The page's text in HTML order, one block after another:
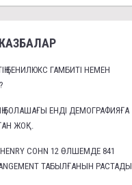
БЕНИЛЮКС ГАМБИТІ НЕМЕН
БОЛАШАҒЫ ЕНДІ ДЕМОГРАФИЯҒА
ЖОҚ.
COHN 12 ӨЛШЕМДЕ 841
ТАБЫЛҒАНЫН РАСТАДЫ.